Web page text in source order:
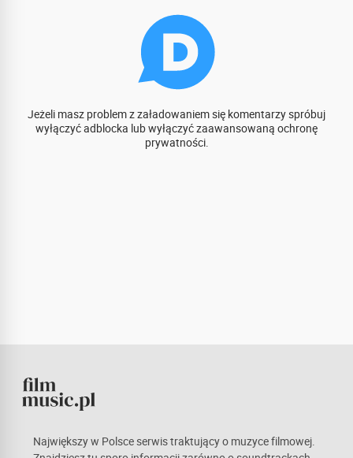
Jeżeli masz problem z załadowaniem się komentarzy spróbuj
wyłączyć adblocka lub wyłączyć zaawansowaną ochronę
prywatności.
Największy w Polsce serwis traktujący o muzyce filmowej.